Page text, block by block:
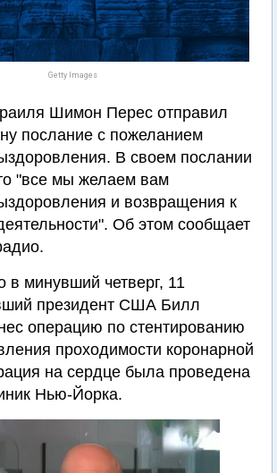
Getty Images
Шимон Перес отправил
послание с пожеланием
В своем послании
"все мы желаем вам
и возвращения к
Об этом сообщает
в минувший четверг, 11
президент США Билл
операцию по стентированию
проходимости коронарной
на сердце была проведена
Нью-Йорка.